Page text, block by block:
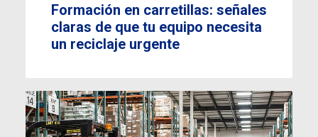
Formación en carretillas: señales
claras de que tu equipo necesita
un reciclaje urgente